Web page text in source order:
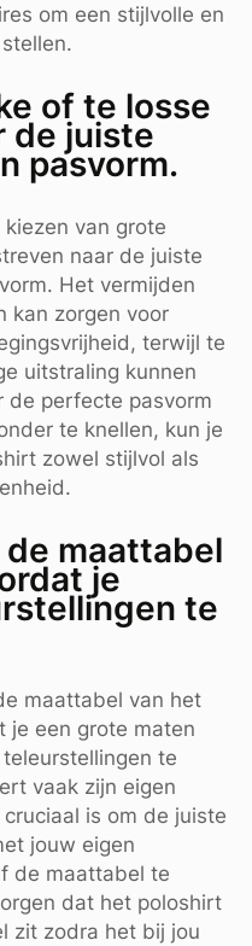
om een stijlvolle en
of te losse
de juiste
pasvorm.
van grote
naar de juiste
Het vermijden
kan zorgen voor
terwijl te
uitstraling kunnen
de perfecte pasvorm
te knellen, kun je
zowel stijlvol als
maattabel
je
te
maattabel van het
je een grote maten
te
vaak zijn eigen
is om de juiste
jouw eigen
de maattabel te
dat het poloshirt
zit zodra het bij jou